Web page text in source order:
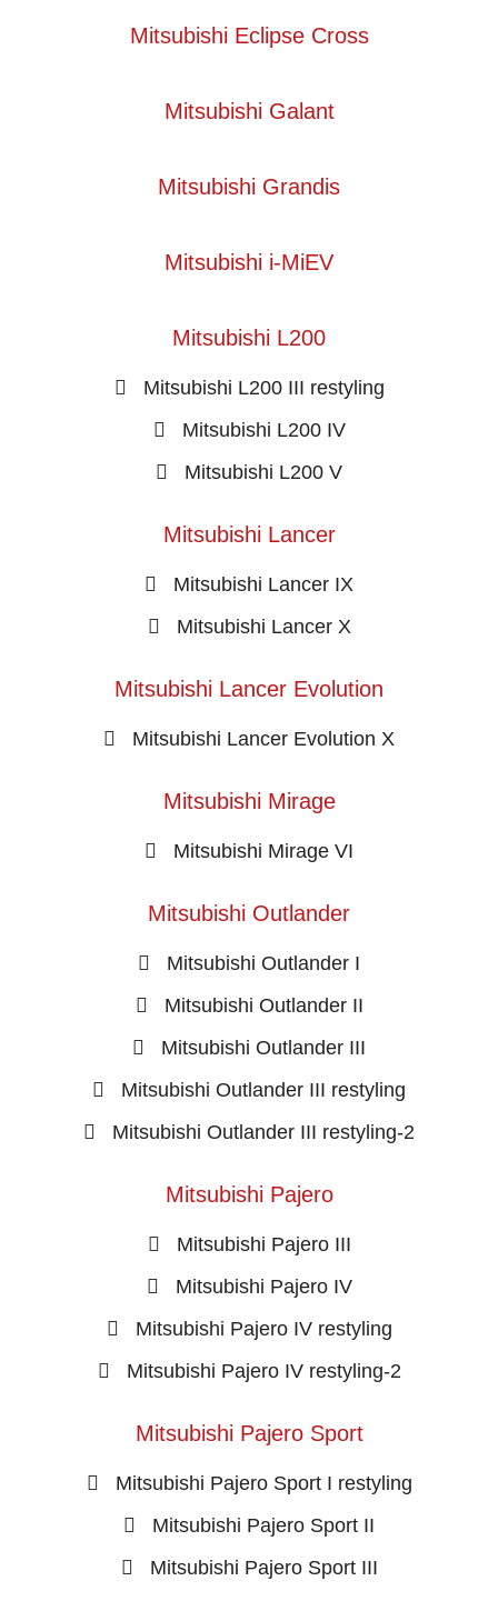
Mitsubishi Eclipse Cross
Mitsubishi Galant
Mitsubishi Grandis
Mitsubishi i-MiEV
Mitsubishi L200
Mitsubishi L200 III restyling
Mitsubishi L200 IV
Mitsubishi L200 V
Mitsubishi Lancer
Mitsubishi Lancer IX
Mitsubishi Lancer X
Mitsubishi Lancer Evolution
Mitsubishi Lancer Evolution X
Mitsubishi Mirage
Mitsubishi Mirage VI
Mitsubishi Outlander
Mitsubishi Outlander I
Mitsubishi Outlander II
Mitsubishi Outlander III
Mitsubishi Outlander III restyling
Mitsubishi Outlander III restyling-2
Mitsubishi Pajero
Mitsubishi Pajero III
Mitsubishi Pajero IV
Mitsubishi Pajero IV restyling
Mitsubishi Pajero IV restyling-2
Mitsubishi Pajero Sport
Mitsubishi Pajero Sport I restyling
Mitsubishi Pajero Sport II
Mitsubishi Pajero Sport III